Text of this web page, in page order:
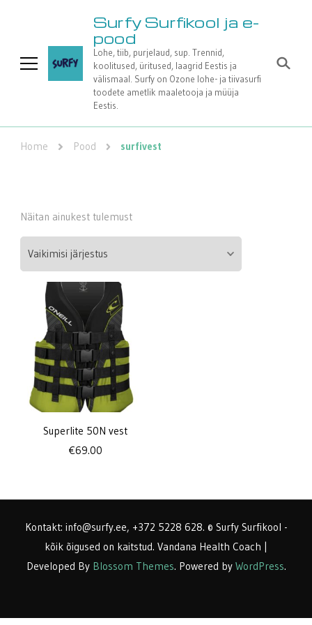
Surfy Surfikool ja e-
pood
Lohe, tiib, purjelaud, sup. Trennid,
koolitused, üritused, laagrid Eestis ja
välismaal. Surfy on Ozone lohe- ja tiivasurfi
toodete ametlik maaletooja ja müüja
Eestis.
Home Pood surfivest
Näitan ainukest tulemust
Superlite 50N vest
€69.00
Kontakt: info@surfy.ee, +372 5228 628. © Surfy Surfikool -
kõik õigused on kaitstud. Vandana Health Coach |
Developed By Blossom Themes. Powered by WordPress.